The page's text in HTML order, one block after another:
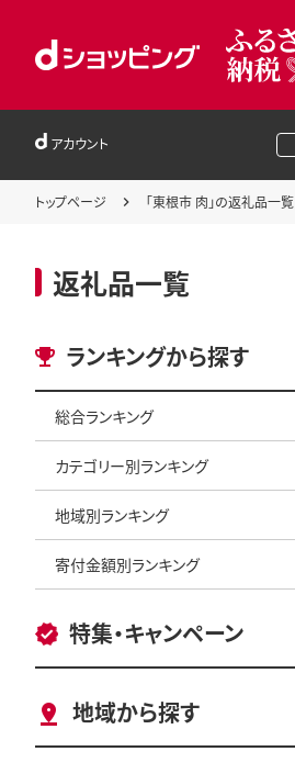
アカウント
トップページ 「東根市 肉」の返礼品一覧
返礼品一覧
ランキングから探す
総合ランキング
カテゴリー別ランキング
地域別ランキング
寄付金額別ランキング
特集・キャンペーン
地域から探す